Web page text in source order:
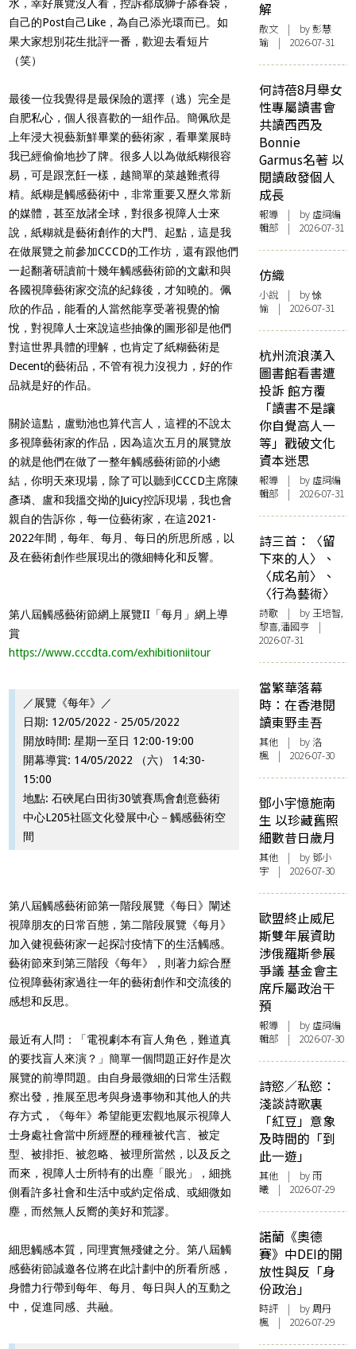
水，幸好展覽沒人看，控訴都成獅子舔春袋，
自己的Post自己Like，為自己添光環而已。如
果大家想別花生批評一番，歡迎去看短片
（笑）
最後一位我覺得是最保險的選擇（逃）完全是
自肥私心，個人很喜歡的一組作品。簡佩欣是
上年浸大視藝新鮮畢業的藝術家，看畢業展時
我已經偷偷地抄了牌。很多人以為做紙糊很容
易，可是跟烹飪一樣，越簡單的菜越難煮得
精。紙糊是觸感藝術中，非常重要又歷久常新
的媒體，甚至放諸全球，對很多視障人士來
說，紙糊就是藝術創作的大門、起點，這是我
在做展覽之前參加CCCD的工作坊，還有跟他們
一起翻著研讀前十幾年觸感藝術節的文獻和與
各國視障藝術家交流的紀錄後，才知曉的。佩
欣的作品，能看的人當然能享受著視覺的愉
悅，對視障人士來說這些抽像的圖形卻是他們
對這世界具體的理解，也肯定了紙糊藝術是
Decent的藝術品，不管有視力沒視力，好的作
品就是好的作品。
關於這點，盧勁池也算代言人，這裡的不說太
多視障藝術家的作品，因為這次五月的展覽放
的就是他們在做了一整年觸感藝術節的小總
結，你明天來現場，除了可以聽到CCCD主席陳
彥璘、盧和我搵交拗的Juicy控訴現場，我也會
親自的告訴你，每一位藝術家，在這2021-
2022年間，每年、每月、每日的所思所感，以
及在藝術創作些展現出的微細轉化和反響。
第八屆觸感藝術節網上展覽II「每月」網上導
賞
https://www.cccdta.com/exhibitioniitour
／展覽《每年》／
日期: 12/05/2022 - 25/05/2022
開放時間: 星期一至日 12:00-19:00
開幕導賞: 14/05/2022 （六） 14:30-
15:00
地點: 石硤尾白田街30號賽馬會創意藝術
中心L205社區文化發展中心－觸感藝術空
間
第八屆觸感藝術節第一階段展覽《每日》闡述
視障朋友的日常百態，第二階段展覽《每月》
加入健視藝術家一起探討疫情下的生活觸感。
藝術節來到第三階段《每年》，則著力綜合歷
位視障藝術家過往一年的藝術創作和交流後的
感想和反思。
最近有人問：「電視劇本有盲人角色，難道真
的要找盲人來演？」簡單一個問題正好作是次
展覽的前導問題。由自身最微細的日常生活觀
察出發，推展至思考與身邊事物和其他人的共
存方式，《每年》希望能更宏觀地展示視障人
士身處社會當中所經歷的種種被代言、被定
型、被排拒、被忽略、被理所當然，以及反之
而來，視障人士所特有的出塵「眼光」，細挑
側看許多社會和生活中或約定俗成、或細微如
塵，而然無人反嚮的美好和荒謬。
細思觸感本質，同理實無殘健之分。第八屆觸
感藝術節誠邀各位將在此計劃中的所看所感，
身體力行帶到每年、每月、每日與人的互動之
中，促進同感、共融。
解
散文 | by 彭慧
瑜 | 2026-07-31
何詩蓓8月舉女
性專屬讀書會
共讀西西及
Bonnie
Garmus名著 以
閱讀啟發個人
成長
報導 | by 虛詞編
輯部 | 2026-07-31
仿織
小說 | by 悇
愉 | 2026-07-31
杭州流浪漢入
圖書館看書遭
投訴 館方覆
「讀書不是讓
你自覺高人一
等」戳破文化
資本迷思
報導 | by 虛詞編
輯部 | 2026-07-31
詩三首：〈留
下來的人〉、
〈成名前〉、
〈行為藝術〉
詩歌 | by 王培智,
黎喜,潘國亨 |
2026-07-31
當繁華落幕
時：在香港閱
讀東野圭吾
其他 | by洛
楓 | 2026-07-30
鄧小宇憶施南
生 以珍藏舊照
細數昔日歲月
其他 | by 鄧小
宇 | 2026-07-30
歐盟終止威尼
斯雙年展資助
涉俄羅斯參展
爭議 基金會主
席斥屬政治干
預
報導 | by 虛詞編
輯部 | 2026-07-30
詩慾／私慾：
淺談詩歌裏
「紅豆」意象
及時間的「到
此一遊」
其他 | by 雨
曦 | 2026-07-29
諾蘭《奧德
賽》中DEI的開
放性與反「身
份政治」
時評 | by周丹
楓 | 2026-07-29